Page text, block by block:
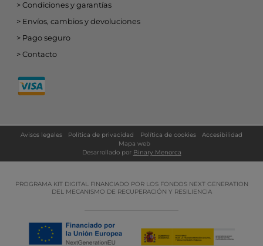
Condiciones y garantías
Envíos, cambios y devoluciones
Pago seguro
Contacto
Avisos legales Política de privacidad Política de cookies
Accesibilidad
Mapa web
Desarrollado por Binary Menorca
PROGRAMA KIT DIGITAL FINANCIADO POR LOS FONDOS NEXT GENERATION
DEL MECANISMO DE RECUPERACIÓN Y RESILIENCIA